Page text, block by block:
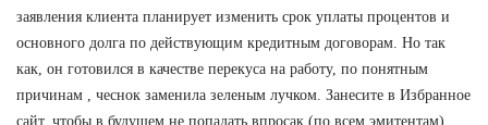
заявления клиента планирует изменить срок уплаты процентов и
основного долга по действующим кредитным договорам. Но так
как, он готовился в качестве перекуса на работу, по понятным
причинам , чеснок заменила зеленым лучком. Занесите в Избранное
сайт, чтобы в будущем не попадать впросак (по всем эмитентам).